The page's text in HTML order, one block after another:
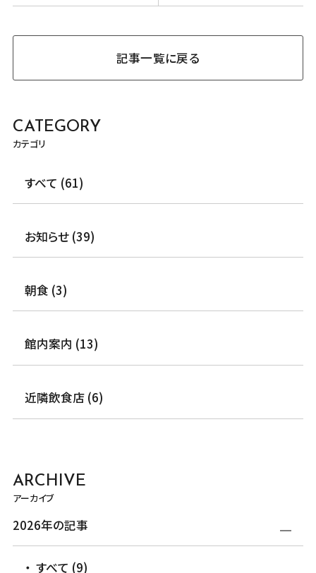
ました
記事一覧に戻る
CATEGORY
カテゴリ
すべて (61)
お知らせ (39)
朝食 (3)
館内案内 (13)
近隣飲食店 (6)
ARCHIVE
アーカイブ
2026年の記事
すべて (9)